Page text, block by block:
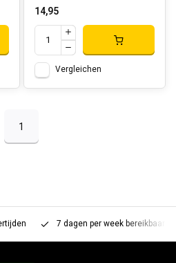
14,95
Vergleichen
1
7 dagen per week bereikbaar